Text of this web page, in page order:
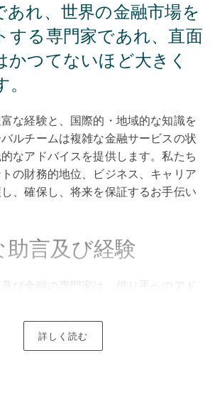
あれ、世界の金融市場を
する専門家であれ、直面
かつてないほど大きく
な経験と、国際的・地域的な知識を
ルチームは複雑な金融サービスの状
なアドバイスを提供します。私たち
の財務的地位、ビジネス、キャリア
、確保し、将来を保証するお手伝い
助言及び経験
び金融の専門家は、借り手へのアド
ァイナンスに関して、成功を収めた個
に行動しています。融資の面では、銀
詳しく読む